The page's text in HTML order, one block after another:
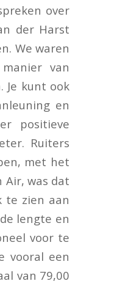
over
der Harst
We waren
van
Je kunt ook
en
positieve
Ruiters
met het
Air, was dat
te zien aan
lengte en
voor te
vooral een
van 79,00